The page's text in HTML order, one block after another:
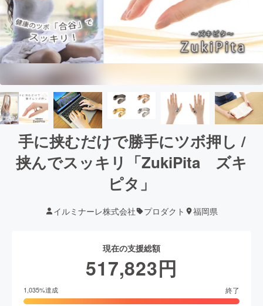
手に挟むだけで勝手にツボ押し /
挟んでスッキリ「ZukiPita ズキ
ピタ」
イルミナーレ株式会社 プロダクト 福岡県
現在の支援総額
517,823円
1,035%達成 終了